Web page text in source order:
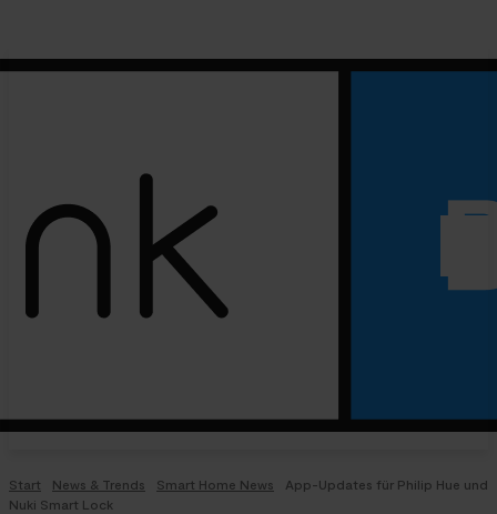
Start News & Trends Smart Home News
App-Updates für Philip Hue und
Nuki Smart Lock